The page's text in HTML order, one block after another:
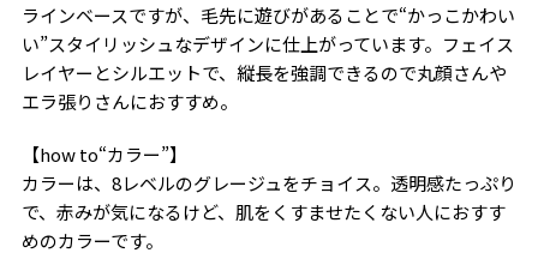
ラインベースですが、毛先に遊びがあることで“かっこかわい
い”スタイリッシュなデザインに仕上がっています。フェイス
レイヤーとシルエットで、縦長を強調できるので丸顔さんや
エラ張りさんにおすすめ。
【how to“カラー”】
カラーは、8レベルのグレージュをチョイス。透明感たっぷり
で、赤みが気になるけど、肌をくすませたくない人におすす
めのカラーです。